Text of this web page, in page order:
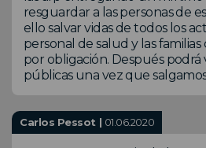
resguardar a las personas de
ello salvar vidas de todos los
personal de salud y las
por obligación. Después
públicas una vez que
Carlos Pessot | 01.06.2020